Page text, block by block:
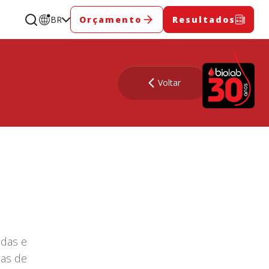
BR Orçamento Resultados
Voltar
e
de